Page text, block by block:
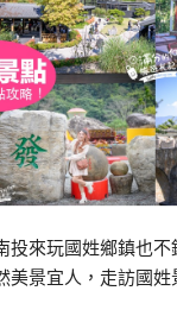
投來玩國姓鄉鎮也不
美景宜人，走訪國姓